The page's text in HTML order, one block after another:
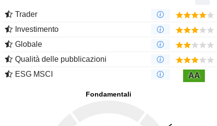
Trader
Investimento
Globale
Qualità delle pubblicazioni
ESG MSCI
AA